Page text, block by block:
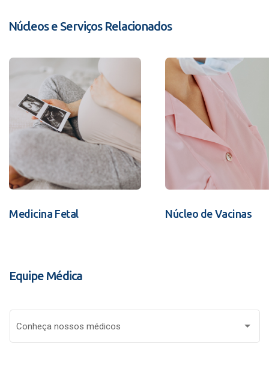
Núcleos e Serviços Relacionados
Medicina Fetal Núcleo de Vacinas
Equipe Médica
Conheça nossos médicos